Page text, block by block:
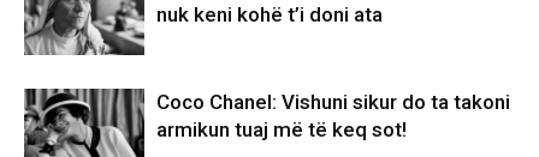
nuk keni kohë t’i doni ata
Coco Chanel: Vishuni sikur do ta takoni
armikun tuaj më të keq sot!